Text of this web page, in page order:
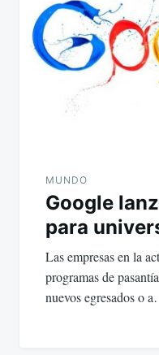
MUNDO
Google
para
Las empresas en la
programas de
nuevos egresados o